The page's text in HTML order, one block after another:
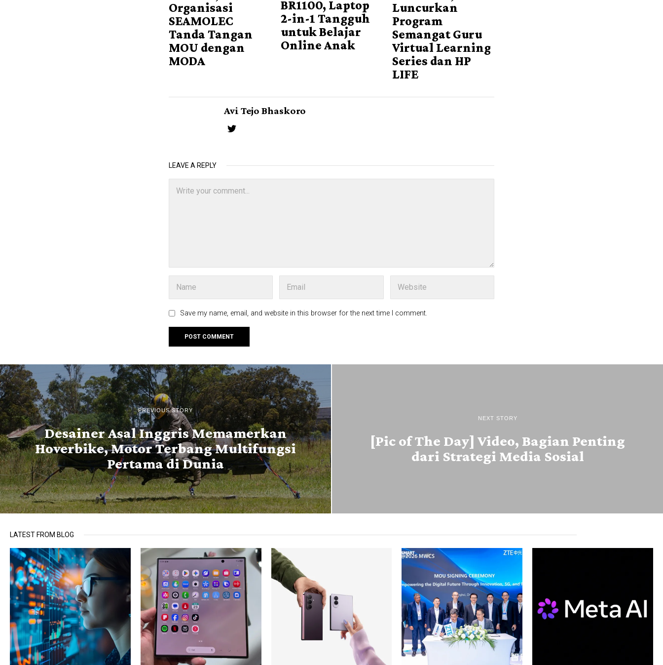
Organisasi
SEAMOLEC
Tanda Tangan
MOU dengan
MODA
BR1100, Laptop
2-in-1 Tangguh
untuk Belajar
Online Anak
Luncurkan
Program
Semangat Guru
Virtual Learning
Series dan HP
LIFE
Avi Tejo Bhaskoro
LEAVE A REPLY
Save my name, email, and website in this browser for the next time I comment.
PREVIOUS STORY
Desainer Asal Inggris Memamerkan
Hoverbike, Motor Terbang Multifungsi
Pertama di Dunia
NEXT STORY
[Pic of The Day] Video, Bagian Penting
dari Strategi Media Sosial
LATEST FROM BLOG